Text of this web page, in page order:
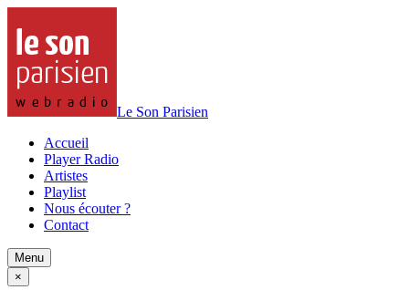
Le Son Parisien
Accueil
Player Radio
Artistes
Playlist
Nous écouter ?
Contact
Menu
×